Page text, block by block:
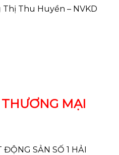
Thu Huyền – NVKD
MẠI
SẢN SỐ 1 HẢI